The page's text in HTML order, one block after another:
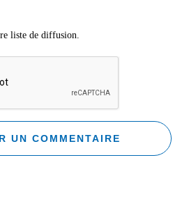
liste de diffusion.